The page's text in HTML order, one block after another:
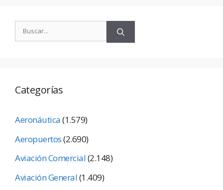
Categorías
Aeronáutica(1.579)
Aeropuertos(2.690)
Aviación Comercial(2.148)
Aviación General(1.409)